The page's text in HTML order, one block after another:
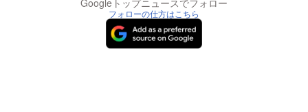
Googleトップニュースでフォロー
フォローの仕方はこちら